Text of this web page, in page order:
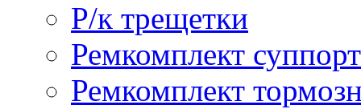
Р/к трещетки
Ремкомплект
Ремкомплект